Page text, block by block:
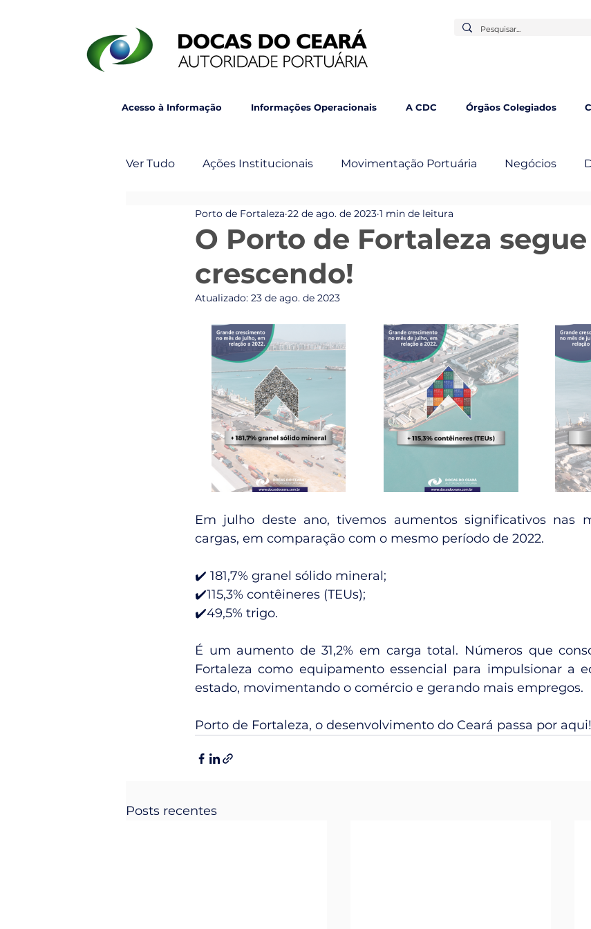
Acesso à Informação Informações Operacionais A CDC Órgãos Colegiados
Ver Tudo Ações Institucionais Movimentação Portuária Negócios
Post Principal Veja Também
O Porto de Fortaleza segue
crescendo!
Porto de Fortaleza 22 de ago. de 2023 1 min de leitura
Atualizado: 23 de ago. de 2023
Em julho deste ano, tivemos aumentos significativos nas
cargas, em comparação com o mesmo período de 2022.
✔️ 181,7% granel sólido mineral;
✔️115,3% contêineres (TEUs);
✔️49,5% trigo.
É um aumento de 31,2% em carga total. Números que
Fortaleza como equipamento essencial para impulsionar a
estado, movimentando o comércio e gerando mais empregos.
Porto de Fortaleza, o desenvolvimento do Ceará passa por aqui!
Posts recentes